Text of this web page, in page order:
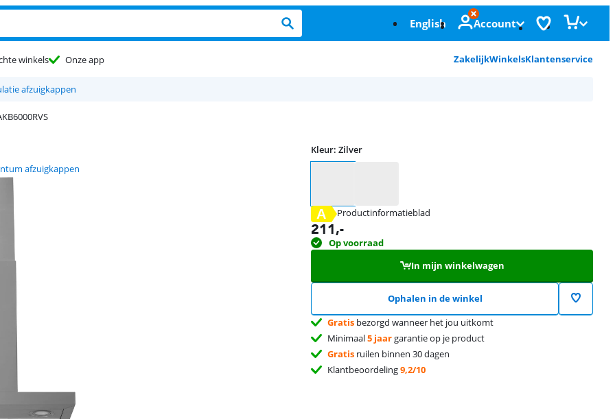
English Account
winkels Onze app ZakelijkWinkelsKlantenservice
afzuigkappen
afzuigkappen
Kleur:Zilver
A
Productinformatieblad
opent in nieuw tabblad
211,-
Op voorraad
In mijn winkelwagen
Ophalen in de winkel
Gratis bezorgd wanneer het jou uitkomt
Minimaal5 jaargarantie op je product
Gratis ruilen binnen 30 dagen
Klantbeoordeling9,2/10